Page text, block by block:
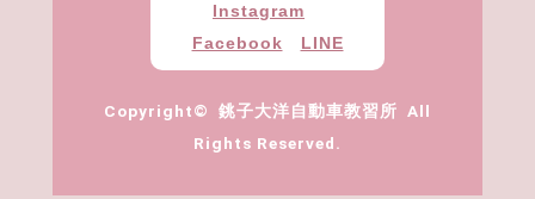
Instagram
Facebook
LINE
Copyright© 銚子大洋自動車教習所 All
Rights Reserved.